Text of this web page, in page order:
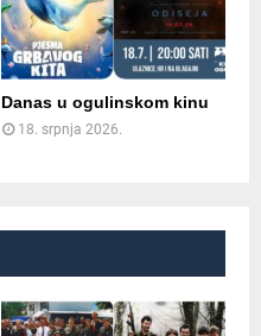
Danas u ogulinskom kinu
18. srpnja 2026.